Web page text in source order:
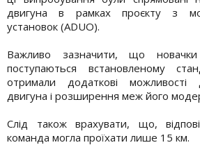
двигуна в рамках проєкту з
установок (ADUO).
Важливо зазначити, що
поступаються встановленому
отримали додаткові можливості
двигуна і розширення меж його
Слід також врахувати, що,
команда могла проїхати лише 15 км.